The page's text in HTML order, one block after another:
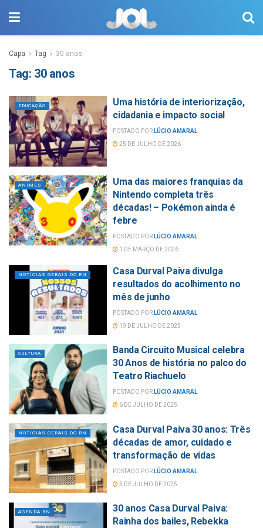
Capa Tag 30 anos
Tag: 30 anos
EDUCAÇÃO
Uma história de interiorização,
cidadania e impacto social
POSTADO POR LÚCIO AMARAL
25 DE JULHO DE 2026
ANIMES
Uma das maiores franquias da
Nintendo completa três
décadas! – Pokémon ainda é
febre
POSTADO POR LÚCIO AMARAL
1 DE MARÇO DE 2026
NOTÍCIAS GERAIS DO RN
Casa Durval Paiva divulga
resultados do acolhimento no
mês de junho
POSTADO POR LÚCIO AMARAL
19 DE JULHO DE 2025
CULTURA
Banda Circuito Musical celebra
30 Anos de história no palco do
Teatro Riachuelo
POSTADO POR LÚCIO AMARAL
6 DE JULHO DE 2025
NOTÍCIAS GERAIS DO RN
Casa Durval Paiva 30 anos: Três
décadas de amor, cuidado e
transformação de vidas
POSTADO POR LÚCIO AMARAL
5 DE JULHO DE 2025
AGENDA RN
30 anos Casa Durval Paiva:
Rainha dos bailes, Rebekka